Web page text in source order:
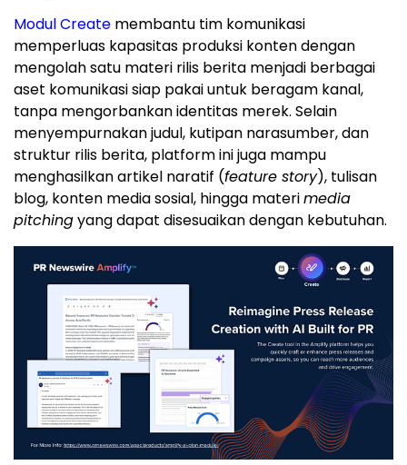
Modul Create membantu tim komunikasi
memperluas kapasitas produksi konten dengan
mengolah satu materi rilis berita menjadi berbagai
aset komunikasi siap pakai untuk beragam kanal,
tanpa mengorbankan identitas merek. Selain
menyempurnakan judul, kutipan narasumber, dan
struktur rilis berita, platform ini juga mampu
menghasilkan artikel naratif (feature story), tulisan
blog, konten media sosial, hingga materimedia
pitchingyang dapat disesuaikan dengan kebutuhan.